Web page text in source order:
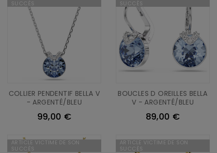
COLLIER PENDENTIF BELLA V
- ARGENTÉ/BLEU
99,00 €
SUCCÈS
BOUCLES D OREILLES BELLA
V - ARGENTÉ/BLEU
89,00 €
SUCCÈS
ARTICLE VICTIME DE SON
SUCCÈS
ARTICLE VICTIME DE SON
SUCCÈS